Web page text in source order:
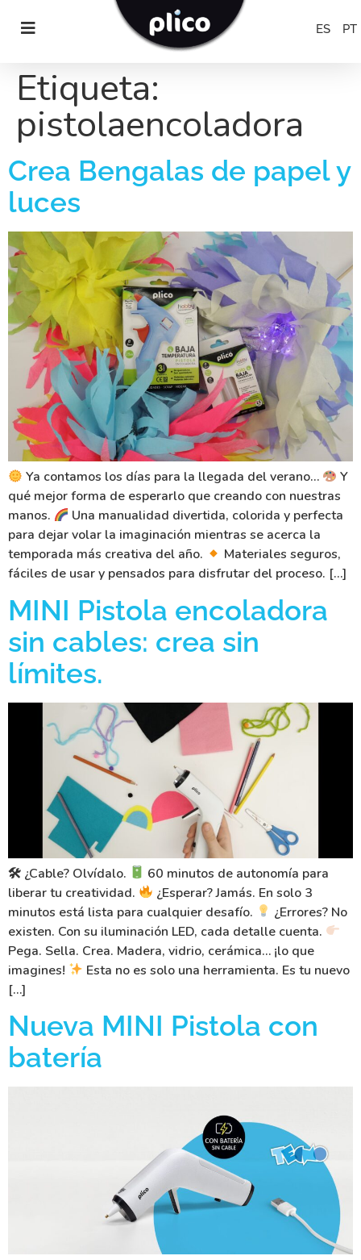
ES PT
Etiqueta:
pistolaencoladora
Crea Bengalas de papel y
luces
Ya contamos los días para la llegada del verano…
Y
qué mejor forma de esperarlo que creando con nuestras
manos.
Una manualidad divertida, colorida y perfecta
para dejar volar la imaginación mientras se acerca la
temporada más creativa del año.
Materiales seguros,
fáciles de usar y pensados para disfrutar del proceso. […]
MINI Pistola encoladora
sin cables: crea sin
límites.
🛠 ¿Cable? Olvídalo.
60 minutos de autonomía para
liberar tu creatividad.
¿Esperar? Jamás. En solo 3
minutos está lista para cualquier desafío.
¿Errores? No
existen. Con su iluminación LED, cada detalle cuenta.
Pega. Sella. Crea. Madera, vidrio, cerámica… ¡lo que
imagines!
Esta no es solo una herramienta. Es tu nuevo
[…]
Nueva MINI Pistola con
batería